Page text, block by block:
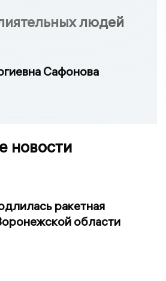
людей
Сафонова
новости
ракетная
области